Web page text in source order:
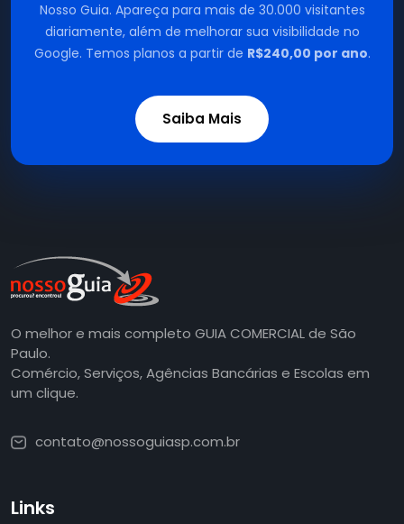
Nosso Guia. Apareça para mais de 30.000 visitantes
diariamente, além de melhorar sua visibilidade no
Google. Temos planos a partir de R$240,00 por ano.
Saiba Mais
O melhor e mais completo GUIA COMERCIAL de São
Paulo.
Comércio, Serviços, Agências Bancárias e Escolas em
um clique.
contato@nossoguiasp.com.br
Links